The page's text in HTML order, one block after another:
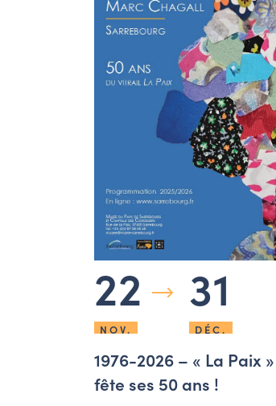
22
NOV.
31
DÉC.
1976-2026 – « La Paix »
fête ses 50 ans !